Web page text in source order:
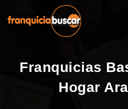
Franquicias
Hogar